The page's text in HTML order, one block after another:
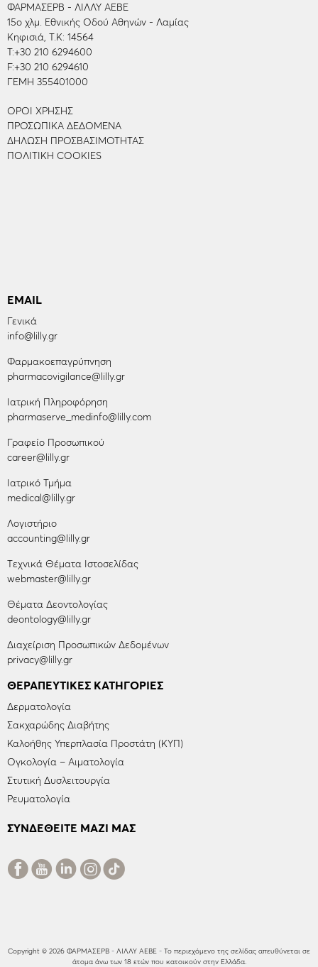
ΦΑΡΜΑΣΕΡΒ - ΛΙΛΛΥ ΑΕΒΕ
15ο χλμ. Εθνικής Οδού Αθηνών - Λαμίας
Κηφισιά, Τ.Κ: 14564
Τ:+30 210 6294600
F:+30 210 6294610
ΓΕΜΗ 355401000
ΌΡΟΙ ΧΡΉΣΗΣ
ΠΡΟΣΩΠΙΚΆ ΔΕΔΟΜΈΝΑ
ΔΉΛΩΣΗ ΠΡΟΣΒΑΣΙΜΌΤΗΤΑΣ
ΠΟΛΙΤΙΚΉ COOKIES
EMAIL
Γενικά
info@lilly.gr
Φαρμακοεπαγρύπνηση
pharmacovigilance@lilly.gr
Ιατρική Πληροφόρηση
pharmaserve_medinfo@lilly.com
Γραφείο Προσωπικού
career@lilly.gr
Ιατρικό Τμήμα
medical@lilly.gr
Λογιστήριο
accounting@lilly.gr
Tεχνικά Θέματα Ιστοσελίδας
webmaster@lilly.gr
Θέματα Δεοντολογίας
deontology@lilly.gr
Διαχείριση Προσωπικών Δεδομένων
privacy@lilly.gr
ΘΕΡΑΠΕΥΤΙΚΈΣ ΚΑΤΗΓΟΡΊΕΣ
Δερματολογία
Σακχαρώδης Διαβήτης
Καλοήθης Υπερπλασία Προστάτη (ΚΥΠ)
Ογκολογία – Αιματολογία
Στυτική Δυσλειτουργία
Ρευματολογία
ΣΥΝΔΕΘΕΙΤΕ ΜΑΖΙ ΜΑΣ
Copyright © 2026 ΦΑΡΜΑΣΕΡΒ - ΛΙΛΛΥ ΑΕΒΕ - Το περιεχόμενο της σελίδας απευθύνεται σε
άτομα άνω των 18 ετών που κατοικούν στην Ελλάδα.